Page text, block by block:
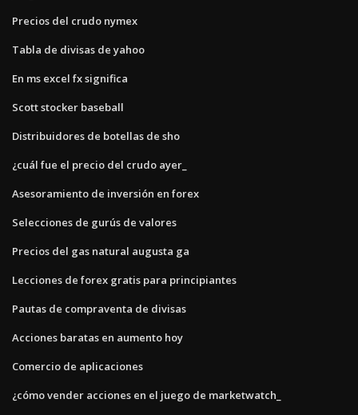
Precios del crudo nymex
Tabla de divisas de yahoo
En ms excel fx significa
Scott stocker baseball
Distribuidores de botellas de sho
¿cuál fue el precio del crudo ayer_
Asesoramiento de inversión en forex
Selecciones de gurús de valores
Precios del gas natural augusta ga
Lecciones de forex gratis para principiantes
Pautas de compraventa de divisas
Acciones baratas en aumento hoy
Comercio de aplicaciones
¿cómo vender acciones en el juego de marketwatch_